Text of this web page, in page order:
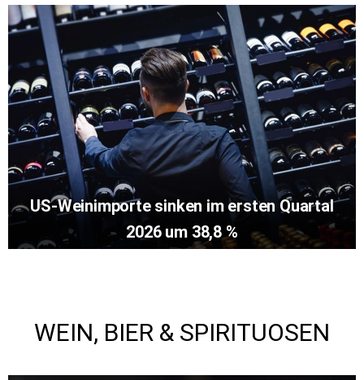
US-Weinimporte sinken im ersten Quartal
2026 um 38,8 %
WEIN, BIER & SPIRITUOSEN